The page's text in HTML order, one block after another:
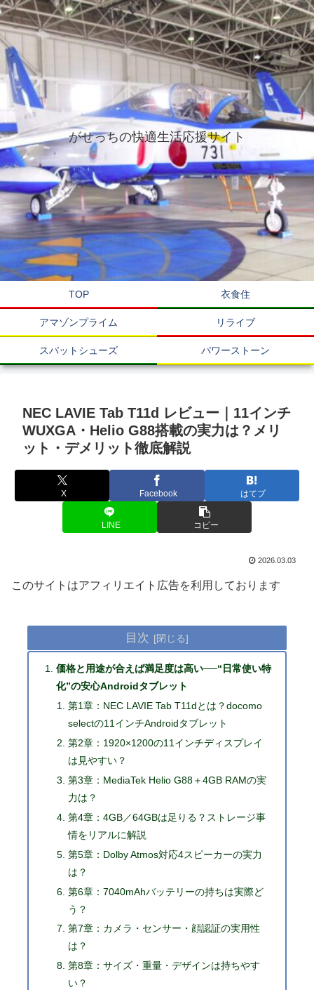
がせっちの快適生活応援サイト
TOP 衣食住
アマゾンプライム リライブ
スパットシューズ パワーストーン
NEC LAVIE Tab T11d レビュー｜11インチ
WUXGA・Helio G88搭載の実力は？メリ
ット・デメリット徹底解説
X Facebook はてブ
LINE コピー
2026.03.03
このサイトはアフィリエイト広告を利用しております
目次
価格と用途が合えば満足度は高い──“日常使い特
化”の安心Androidタブレット
第1章：NEC LAVIE Tab T11dとは？docomo
selectの11インチAndroidタブレット
第2章：1920×1200の11インチディスプレイ
は見やすい？
第3章：MediaTek Helio G88＋4GB RAMの実
力は？
第4章：4GB／64GBは足りる？ストレージ事
情をリアルに解説
第5章：Dolby Atmos対応4スピーカーの実力
は？
第6章：7040mAhバッテリーの持ちは実際ど
う？
第7章：カメラ・センサー・顔認証の実用性
は？
第8章：サイズ・重量・デザインは持ちやす
い？